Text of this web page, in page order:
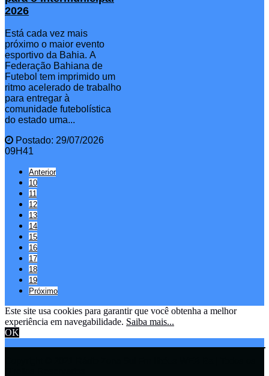
2026
Está cada vez mais
próximo o maior evento
esportivo da Bahia. A
Federação Bahiana de
Futebol tem imprimido um
ritmo acelerado de trabalho
para entregar à
comunidade futebolística
do estado uma...
Postado: 29/07/2026
09H41
Anterior
10
11
12
13
14
15
16
17
18
19
Próximo
Este site usa cookies para garantir que você obtenha a melhor
experiência em navegabilidade. Saiba mais...
OK